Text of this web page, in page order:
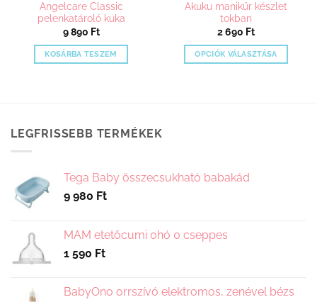
Angelcare Classic
pelenkatároló kuka
9 890 Ft
KOSÁRBA TESZEM
Akuku manikűr készlet
tokban
2 690 Ft
OPCIÓK VÁLASZTÁSA
változatok
LEGFRISSEBB TERMÉKEK
Tega Baby összecsukható babakád
9 980 Ft
MAM etetőcumi 0hó 0 cseppes
1 590 Ft
BabyOno orrszívó elektromos, zenével bézs